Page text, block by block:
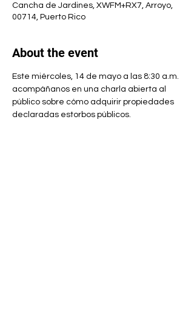
Cancha de Jardines, XWFM+RX7, Arroyo,
00714, Puerto Rico
About the event
Este miércoles, 14 de mayo a las 8:30 a.m.
acompáñanos en una charla abierta al
público sobre cómo adquirir propiedades
declaradas estorbos públicos.